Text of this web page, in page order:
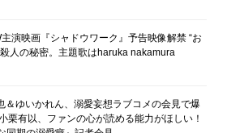
演映画『シャドウワーク』予告映像解禁 “お
人の秘密。主題歌はharuka nakamura
＆ゆいかれん、溺愛妄想ラブコメの会見で爆
栗有以、ファンの心が読める能力がほしい！